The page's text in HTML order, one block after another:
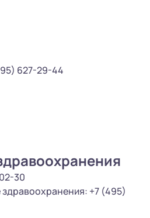
627-29-44
30
+7 (495)